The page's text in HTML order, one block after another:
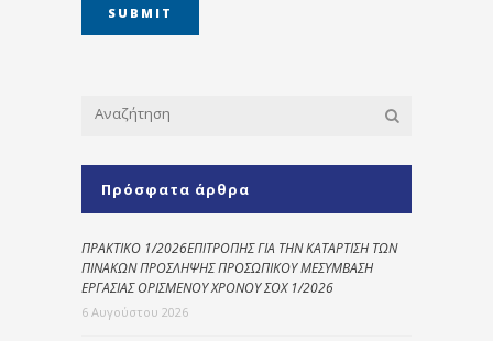
Πρόσφατα άρθρα
ΠΡΑΚΤΙΚΟ 1/2026ΕΠΙΤΡΟΠΗΣ ΓΙΑ ΤΗΝ ΚΑΤΑΡΤΙΣΗ ΤΩΝ
ΠΙΝΑΚΩΝ ΠΡΟΣΛΗΨΗΣ ΠΡΟΣΩΠΙΚΟΥ ΜΕΣΥΜΒΑΣΗ
ΕΡΓΑΣΙΑΣ ΟΡΙΣΜΕΝΟΥ ΧΡΟΝΟΥ ΣΟΧ 1/2026
6 Αυγούστου 2026